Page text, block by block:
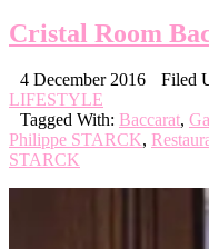
Cristal Room
4 December 2016 Filed
LIFESTYLE
Tagged With: Baccarat,
Philippe STARCK,
STARCK